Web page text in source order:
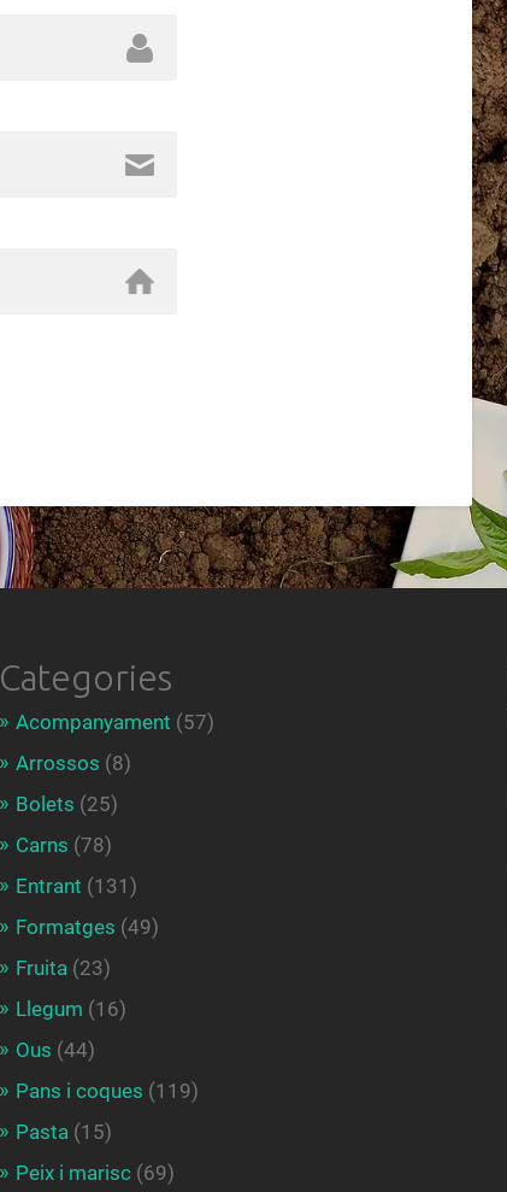
Categories
Acompanyament (57)
Arrossos (8)
Bolets (25)
Carns (78)
Entrant (131)
Formatges (49)
Fruita (23)
Llegum (16)
Ous (44)
Pans i coques (119)
Pasta (15)
Peix i marisc(69)